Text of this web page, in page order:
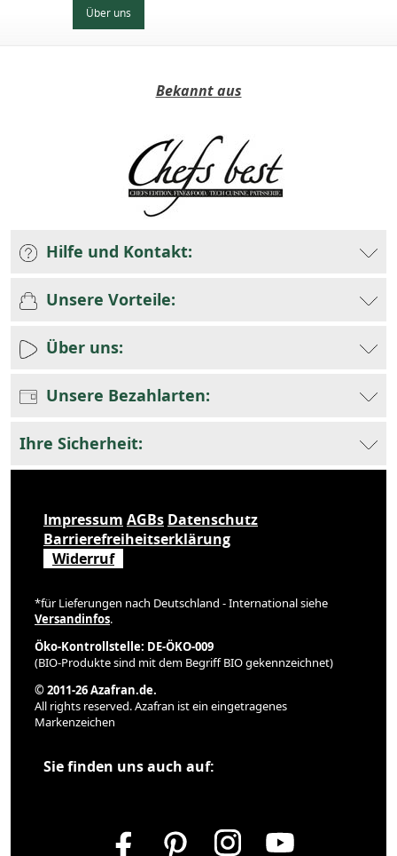
Über uns
Bekannt aus
Hilfe und Kontakt:
Unsere Vorteile:
Über uns:
Unsere Bezahlarten:
Ihre Sicherheit:
Impressum AGBs Datenschutz
Barrierefreiheitserklärung
Widerruf
*für Lieferungen nach Deutschland - International siehe
Versandinfos.
Öko-Kontrollstelle: DE-ÖKO-009
(BIO-Produkte sind mit dem Begriff BIO gekennzeichnet)
© 2011-26 Azafran.de.
All rights reserved. Azafran ist ein eingetragenes
Markenzeichen
Sie finden uns auch auf: